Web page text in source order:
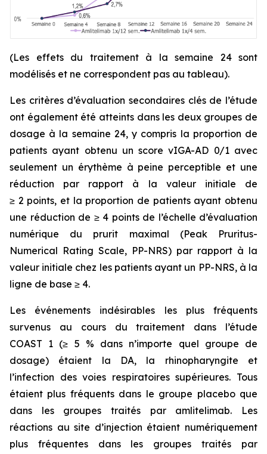
(Les effets du traitement à la semaine 24 sont
modélisés et ne correspondent pas au tableau).
Les critères d’évaluation secondaires clés de l’étude
ont également été atteints dans les deux groupes de
dosage à la semaine 24, y compris la proportion de
patients ayant obtenu un score vIGA-AD 0/1 avec
seulement un érythème à peine perceptible et une
réduction par rapport à la valeur initiale de
≥ 2 points, et la proportion de patients ayant obtenu
une réduction de ≥ 4 points de l’échelle d’évaluation
numérique du prurit maximal (Peak Pruritus-
Numerical Rating Scale, PP-NRS) par rapport à la
valeur initiale chez les patients ayant un PP-NRS, à la
ligne de base ≥ 4.
Les événements indésirables les plus fréquents
survenus au cours du traitement dans l’étude
COAST 1 (≥ 5 % dans n’importe quel groupe de
dosage) étaient la DA, la rhinopharyngite et
l’infection des voies respiratoires supérieures. Tous
étaient plus fréquents dans le groupe placebo que
dans les groupes traités par amlitelimab. Les
réactions au site d’injection étaient numériquement
plus fréquentes dans les groupes traités par